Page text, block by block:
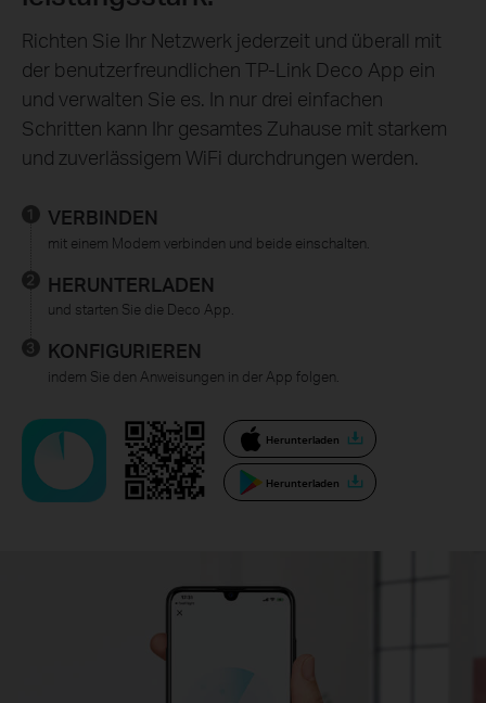
Richten Sie Ihr Netzwerk jederzeit und überall mit
der benutzerfreundlichen TP‑Link Deco App ein
und verwalten Sie es. In nur drei einfachen
Schritten kann Ihr gesamtes Zuhause mit starkem
und zuverlässigem WiFi durchdrungen werden.
VERBINDEN
mit einem Modem verbinden und beide einschalten.
HERUNTERLADEN
und starten Sie die Deco App.
KONFIGURIEREN
indem Sie den Anweisungen in der App folgen.
Herunterladen
Herunterladen